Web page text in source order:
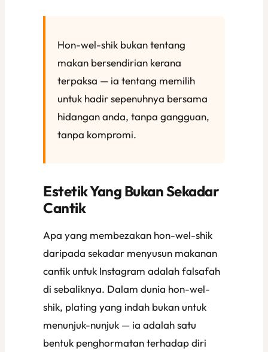
Hon-wel-shik bukan tentang
makan bersendirian kerana
terpaksa — ia tentang memilih
untuk hadir sepenuhnya bersama
hidangan anda, tanpa gangguan,
tanpa kompromi.
Estetik Yang Bukan Sekadar
Cantik
Apa yang membezakan hon-wel-shik
daripada sekadar menyusun makanan
cantik untuk Instagram adalah falsafah
di sebaliknya. Dalam dunia hon-wel-
shik, plating yang indah bukan untuk
menunjuk-nunjuk — ia adalah satu
bentuk penghormatan terhadap diri